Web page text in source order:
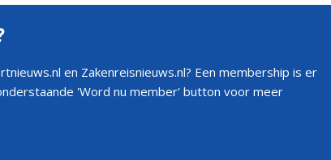
en Zakenreisnieuws.nl? Een membership is er
'Word nu member' button voor meer